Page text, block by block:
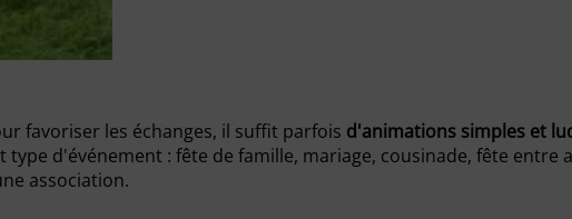
favoriser les échanges, il suffit parfois d'animations simples et
d'événement : fête de famille, mariage, cousinade, fête entre
association.